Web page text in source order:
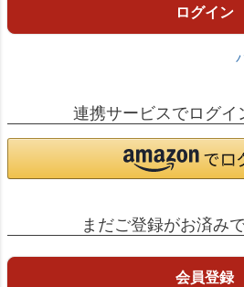
ログイン
連携サービスでログイ
まだご登録がお済み
会員登録